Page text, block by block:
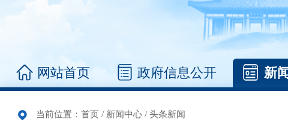
网站首页 政府信息公开 新
当前位置： 首页 / 新闻中心 / 头条新闻